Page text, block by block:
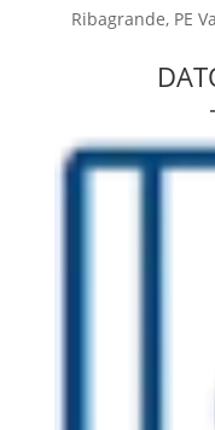
Ribagrande, PE